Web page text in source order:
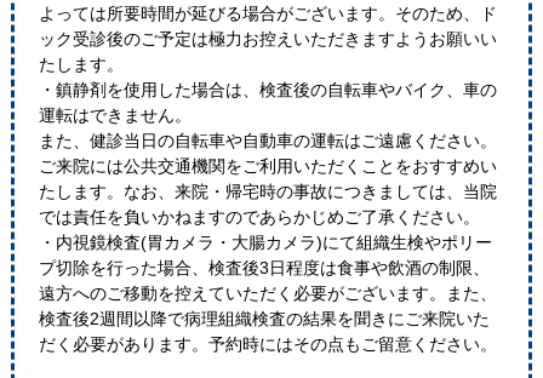
よっては所要時間が延びる場合がございます。そのため、ド
ック受診後のご予定は極力お控えいただきますようお願いい
たします。
・鎮静剤を使用した場合は、検査後の自転車やバイク、車の
運転はできません。
また、健診当日の自転車や自動車の運転はご遠慮ください。
ご来院には公共交通機関をご利用いただくことをおすすめい
たします。なお、来院・帰宅時の事故につきましては、当院
では責任を負いかねますのであらかじめご了承ください。
・内視鏡検査(胃カメラ・大腸カメラ)にて組織生検やポリー
プ切除を行った場合、検査後3日程度は食事や飲酒の制限、
遠方へのご移動を控えていただく必要がございます。また、
検査後2週間以降で病理組織検査の結果を聞きにご来院いた
だく必要があります。予約時にはその点もご留意ください。